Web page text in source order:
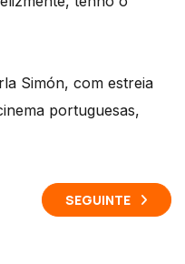
Simón, com estreia
portuguesas,
SEGUINTE